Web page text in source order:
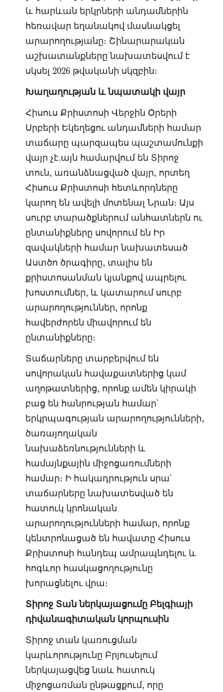
և հարևան երկրների անդամներին
հեռավար եղանակով մասնակցել
արարողությանը։ Շինարարական
աշխատանքները նախատեսվում է
սկսել 2026 թվականի սկզբին։
Խաղաղության և նպատակի վայր
Հիսուս Քրիստոսի Վերջին Օրերի
Սրբերի Եկեղեցու անդամների համար
տաճարը պարզապես պաշտամունքի
վայր չէ․այն համարվում են Տիրոջ
տուն, առանձնացված վայր, որտեղ
Հիսուս Քրիստոսի հետևորդները
կարող են ավելի մոտենալ Նրան։ Այս
սուրբ տարածքներում անհատներն ու
ընտանիքները սովորում են Իր
զավակների համար նախատեսած
Աստծո ծրագիրը, տալիս են
քրիստոսանման կյանքով ապրելու
խոստումներ, և կատարում սուրբ
արարողություններ, որոնք
հավերժորեն միավորում են
ընտանիքները։
Տաճարները տարբերվում են
սովորական հավաքատներից կամ
աղոթատներից, որոնք ամեն կիրակի
բաց են հանրության համար՝
երկրպագության արարողությունների,
ծառայողական
նախաձեռնությունների և
համայնքային միջոցառումների
համար։ Ի հակադրություն սրա՝
տաճարները նախատեսված են
հատուկ կրոնական
արարողությունների համար, որոնք
կենտրոնացած են հավատը Հիսուս
Քրիստոսի հանդեպ ամրապնդելու և
հոգևոր հասկացողությունը
խորացնելու վրա։
Տիրոջ Տան ներկայացումը Բելգիայի
դիվանագիտական կորպուսին
Տիրոջ տան կառուցման
կարևորությունը Բրյուսելում
ներկայացվեց նաև հատուկ
միջոցառման ընթացքում, որը